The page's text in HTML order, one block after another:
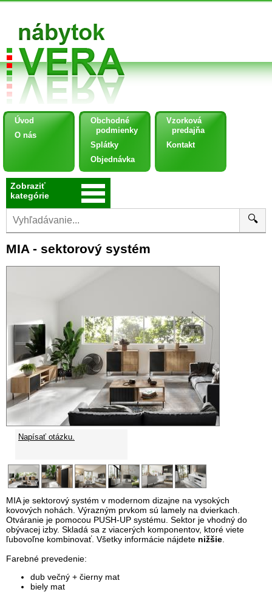
Úvod
O nás
Obchodné
podmienky
Splátky
Objednávka
Vzorková
predajňa
Kontakt
Zobraziť
kategórie
🔍
MIA - sektorový systém
Napísať otázku.
MIA je sektorový systém v modernom dizajne na vysokých
kovových nohách. Výrazným prvkom sú lamely na dvierkach.
Otváranie je pomocou PUSH-UP systému. Sektor je vhodný do
obývacej izby. Skladá sa z viacerých komponentov, ktoré viete
ľubovoľne kombinovať. Všetky informácie nájdete nižšie
Farebné prevedenie:
dub večný + čierny mat
biely mat